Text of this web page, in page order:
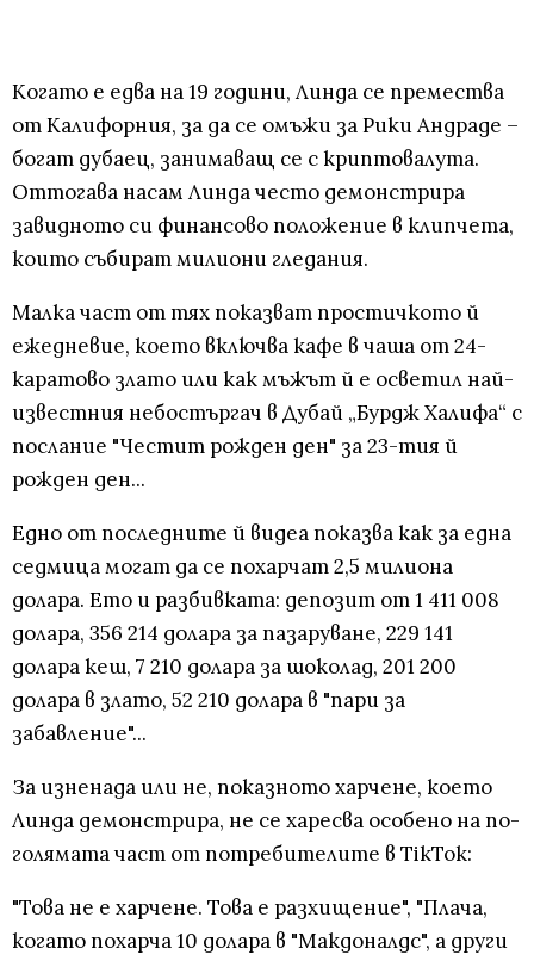
Когато е едва на 19 години, Линда се премества
от Калифорния, за да се омъжи за Рики Андраде –
богат дубаец, занимаващ се с криптовалута.
Оттогава насам Линда често демонстрира
завидното си финансово положение в клипчета,
които събират милиони гледания.
Малка част от тях показват простичкото й
ежедневие, което включва кафе в чаша от 24-
каратово злато или как мъжът й е осветил най-
известния небостъргач в Дубай „Бурдж Халифа“ с
послание "Честит рожден ден" за 23-тия й
рожден ден...
Едно от последните й видеа показва как за една
седмица могат да се похарчат 2,5 милиона
долара. Ето и разбивката: депозит от 1 411 008
долара, 356 214 долара за пазаруване, 229 141
долара кеш, 7 210 долара за шоколад, 201 200
долара в злато, 52 210 долара в "пари за
забавление"...
За изненада или не, показното харчене, което
Линда демонстрира, не се харесва особено на по-
голямата част от потребителите в ТikTok:
"Това не е харчене. Това е разхищение", "Плача,
когато похарча 10 долара в "Макдоналдс", а други